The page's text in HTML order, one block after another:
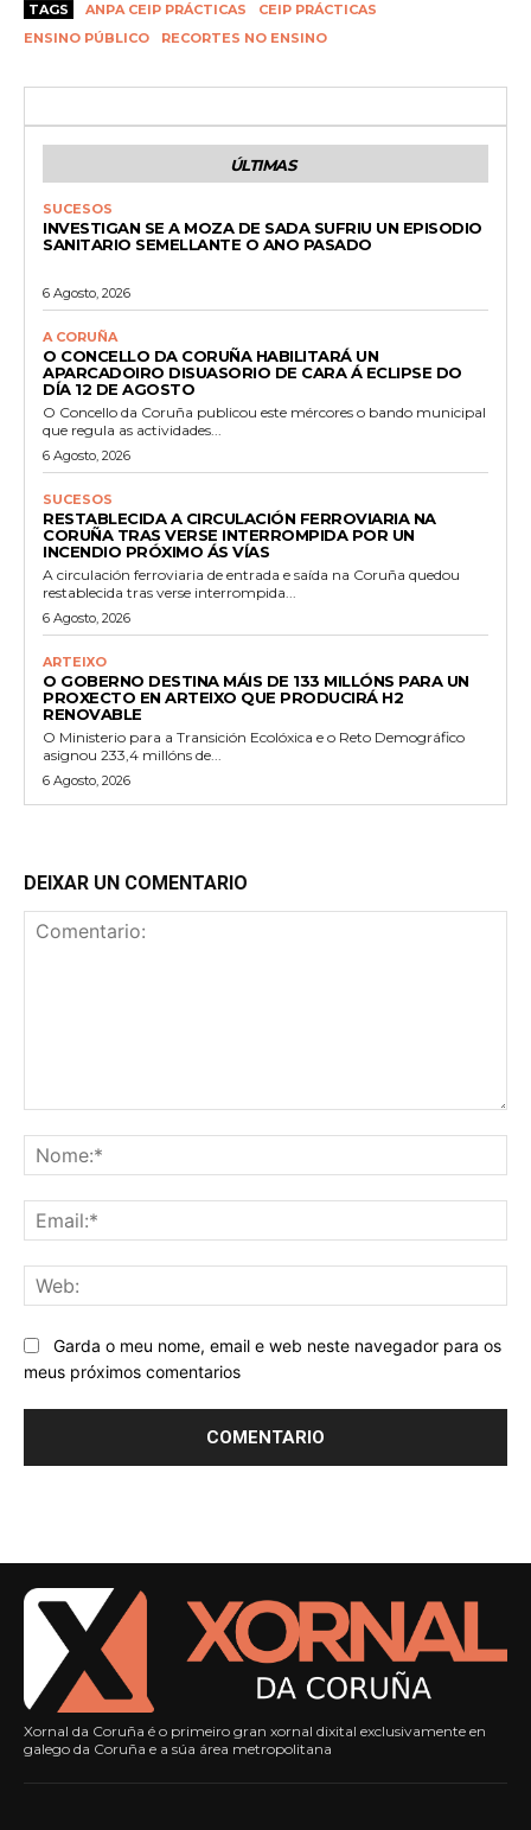
TAGS ANPA CEIP PRÁCTICAS
CEIP PRÁCTICAS
ENSINO PÚBLICO
RECORTES NO ENSINO
ÚLTIMAS
SUCESOS
INVESTIGAN SE A MOZA DE SADA SUFRIU UN EPISODIO
SANITARIO SEMELLANTE O ANO PASADO
6 Agosto, 2026
A CORUÑA
O CONCELLO DA CORUÑA HABILITARÁ UN
APARCADOIRO DISUASORIO DE CARA Á ECLIPSE DO
DÍA 12 DE AGOSTO
O Concello da Coruña publicou este mércores o bando municipal
que regula as actividades...
6 Agosto, 2026
SUCESOS
RESTABLECIDA A CIRCULACIÓN FERROVIARIA NA
CORUÑA TRAS VERSE INTERROMPIDA POR UN
INCENDIO PRÓXIMO ÁS VÍAS
A circulación ferroviaria de entrada e saída na Coruña quedou
restablecida tras verse interrompida...
6 Agosto, 2026
ARTEIXO
O GOBERNO DESTINA MÁIS DE 133 MILLÓNS PARA UN
PROXECTO EN ARTEIXO QUE PRODUCIRÁ H2
RENOVABLE
O Ministerio para a Transición Ecolóxica e o Reto Demográfico
asignou 233,4 millóns de...
6 Agosto, 2026
DEIXAR UN COMENTARIO
Garda o meu nome, email e web neste navegador para os
meus próximos comentarios
Xornal da Coruña é o primeiro gran xornal dixital exclusivamente en
galego da Coruña e a súa área metropolitana